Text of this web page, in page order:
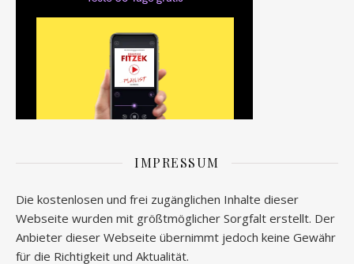
IMPRESSUM
Die kostenlosen und frei zugänglichen Inhalte dieser
Webseite wurden mit größtmöglicher Sorgfalt erstellt. Der
Anbieter dieser Webseite übernimmt jedoch keine Gewähr
für die Richtigkeit und Aktualität.